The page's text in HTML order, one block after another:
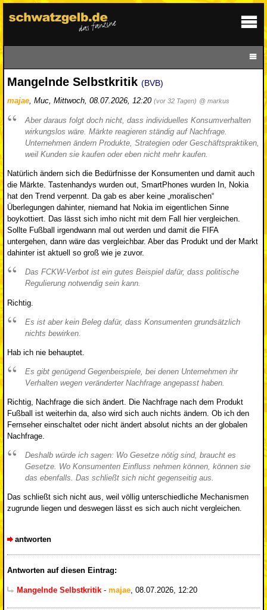
Mangelnde Selbstkritik (BVB)
majae, Muc, Mittwoch, 08.07.2026, 12:20 (vor 32 Tagen) @ markus
Aber daraus folgt doch nicht, dass individuelles Konsumverhalten
wirkungslos wäre. Märkte reagieren ständig auf Nachfrage.
Unternehmen ändern Produkte, Strategien oder Geschäftspraktiken,
weil Kunden sie kaufen oder eben nicht mehr kaufen.
Natürlich ändern sich die Bedürfnisse der Konsumenten und damit auch
die Märkte. Tastenhandys wurden out, SmartPhones wurden In, Nokia
hat den Trend verpennt. Da gab es aber keine „moralischen“
Überlegungen dahinter, niemand hat Nokia im eigentlichen Sinne
boykottiert. Das lässt sich imho nicht mit dem Fall hier vergleichen.
Sollte Fußball irgendwann mal out werden und damit die FIFA
untergehen, dann wäre das vergleichbar. Aber das Produkt und der Markt
dahinter ist aktuell so groß wie je zuvor.
Das FCKW-Verbot ist ein gutes Beispiel dafür, dass politische
Regulierung notwendig sein kann.
Richtig.
Es ist aber kein Beleg dafür, dass Konsumenten grundsätzlich
nichts bewirken.
Hab ich nie behauptet.
Es gibt genügend Gegenbeispiele, bei denen Unternehmen ihr
Verhalten wegen veränderter Nachfrage angepasst haben.
Richtig, Nachfrage die sich ändert. Die Nachfrage nach dem Produkt
Fußball ist weiterhin da, also wird sich auch nichts ändern. Ob ich den
Fernseher einschaltet oder nicht ändert absolut nichts an der globalen
Nachfrage.
Deshalb würde ich sagen: Wo Gesetze nötig sind, braucht es
Gesetze. Wo Konsumenten Einfluss nehmen können, können sie
das ebenfalls. Das schließt sich nicht gegenseitig aus.
Das schließt sich nicht aus, weil völlig unterschiedliche Mechanismen
zugrunde liegen und deswegen lässt es sich auch nicht vergleichen.
antworten
Antworten auf diesen Eintrag:
Mangelnde Selbstkritik - majae, 08.07.2026, 12:20